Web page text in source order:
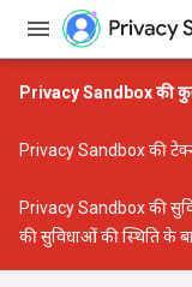
Privacy Sandbox की
Privacy Sandbox की
Privacy Sandbox की
की सुविधाओं की स्थिति के